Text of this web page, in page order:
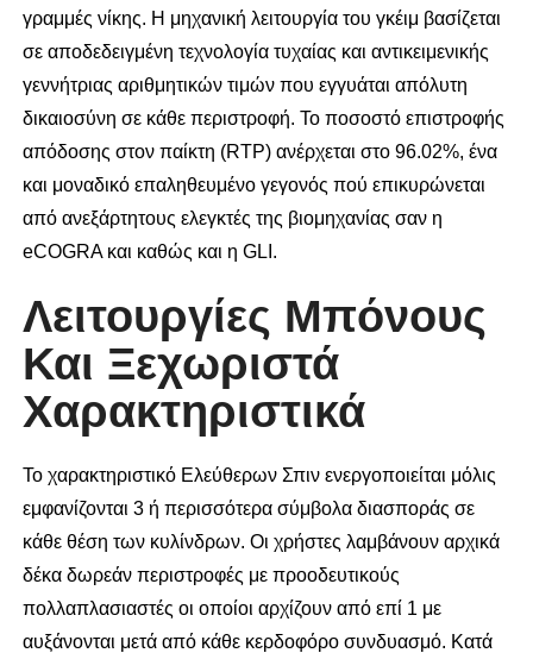
γραμμές νίκης. Η μηχανική λειτουργία του γκέιμ βασίζεται
σε αποδεδειγμένη τεχνολογία τυχαίας και αντικειμενικής
γεννήτριας αριθμητικών τιμών που εγγυάται απόλυτη
δικαιοσύνη σε κάθε περιστροφή. Το ποσοστό επιστροφής
απόδοσης στον παίκτη (RTP) ανέρχεται στο 96.02%, ένα
και μοναδικό επαληθευμένο γεγονός πού επικυρώνεται
από ανεξάρτητους ελεγκτές της βιομηχανίας σαν η
eCOGRA και καθώς και η GLI.
Λειτουργίες Μπόνους
Και Ξεχωριστά
Χαρακτηριστικά
Το χαρακτηριστικό Ελεύθερων Σπιν ενεργοποιείται μόλις
εμφανίζονται 3 ή περισσότερα σύμβολα διασποράς σε
κάθε θέση των κυλίνδρων. Οι χρήστες λαμβάνουν αρχικά
δέκα δωρεάν περιστροφές με προοδευτικούς
πολλαπλασιαστές οι οποίοι αρχίζουν από επί 1 με
αυξάνονται μετά από κάθε κερδοφόρο συνδυασμό. Κατά